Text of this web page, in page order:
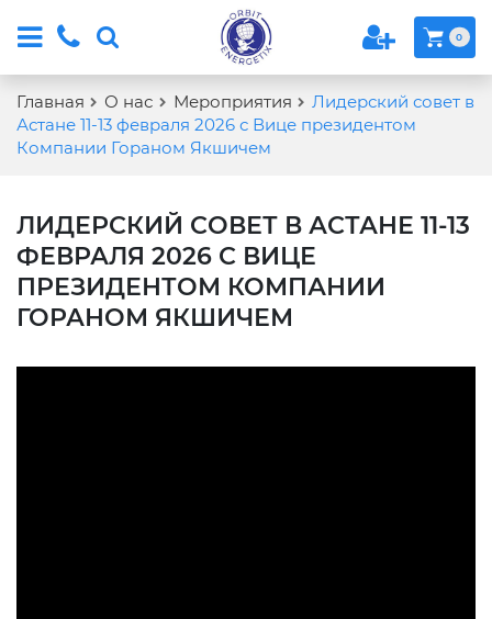
0
Главная О нас Мероприятия
Лидерский совет в
Астане 11-13 февраля 2026 с Вице президентом
Компании Гораном Якшичем
ЛИДЕРСКИЙ СОВЕТ В АСТАНЕ 11-13
ФЕВРАЛЯ 2026 С ВИЦЕ
ПРЕЗИДЕНТОМ КОМПАНИИ
ГОРАНОМ ЯКШИЧЕМ